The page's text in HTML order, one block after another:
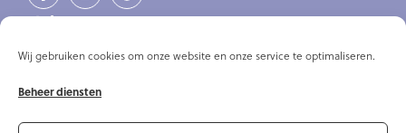
Wij gebruiken cookies om onze website en onze service te optimaliseren.
Beheer diensten
Links
Online cursus verlatingsangst
Online cursussen
Artikelen